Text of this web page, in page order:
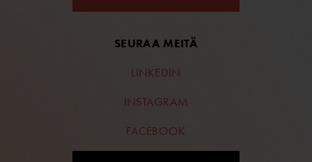
SEURAA MEITÄ
LINKEDIN
INSTAGRAM
FACEBOOK